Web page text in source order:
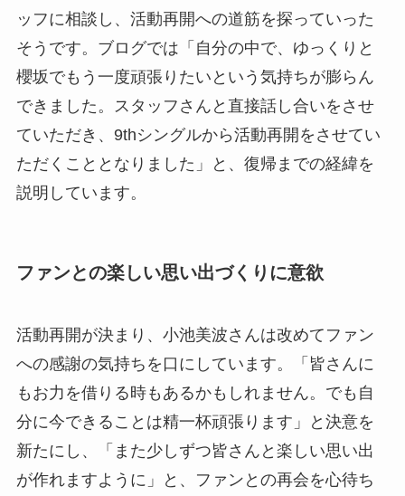
ッフに相談し、活動再開への道筋を探っていった
そうです。ブログでは「自分の中で、ゆっくりと
櫻坂でもう一度頑張りたいという気持ちが膨らん
できました。スタッフさんと直接話し合いをさせ
ていただき、9thシングルから活動再開をさせてい
ただくこととなりました」と、復帰までの経緯を
説明しています。
ファンとの楽しい思い出づくりに意欲
活動再開が決まり、小池美波さんは改めてファン
への感謝の気持ちを口にしています。「皆さんに
もお力を借りる時もあるかもしれません。でも自
分に今できることは精一杯頑張ります」と決意を
新たにし、「また少しずつ皆さんと楽しい思い出
が作れますように」と、ファンとの再会を心待ち